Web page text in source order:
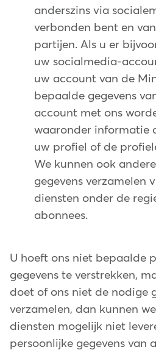
anderszins via
verbonden bent en
partijen. Als u er
uw socialmedia-
uw account van de
bepaalde gegevens
account met ons
waaronder informatie
uw profiel of de
We kunnen ook
gegevens verzamelen
diensten onder de
abonnees.
U hoeft ons niet bepaalde
gegevens te verstrekken,
doet of ons niet de nodige
verzamelen, dan kunnen
diensten mogelijk niet
persoonlijke gegevens van